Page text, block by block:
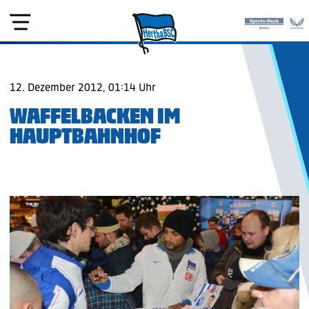
12. Dezember 2012, 01:14 Uhr
WAFFELBACKEN IM
HAUPTBAHNHOF